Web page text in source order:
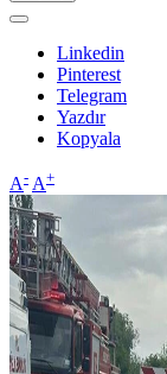
Linkedin
Pinterest
Telegram
Yazdır
Kopyala
A- A+